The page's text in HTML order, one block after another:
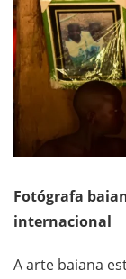
Fotógrafa
internacional
A arte baiana